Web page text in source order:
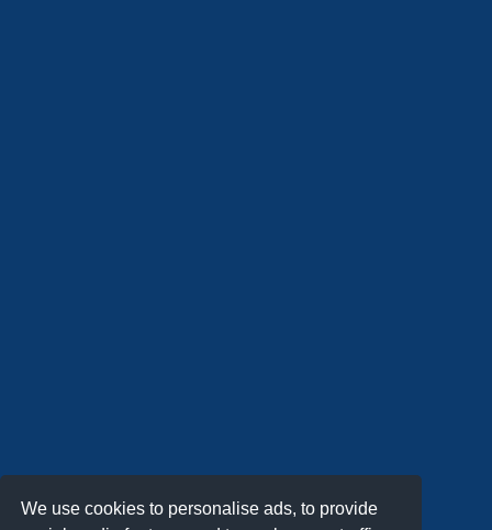
We use cookies to personalise ads, to provide